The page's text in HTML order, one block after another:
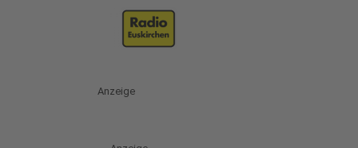
Anzeige